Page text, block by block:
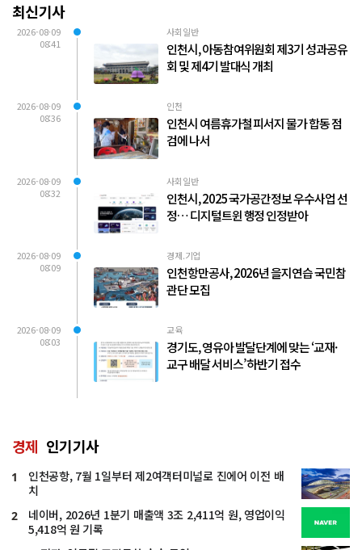
최신기사
2026-08-09
08:41
사회일반
인천시, 아동참여위원회 제3기 성과공유
회 및 제4기 발대식 개최
2026-08-09
08:36
인천
인천시 여름휴가철 피서지 물가 합동 점
검에 나서
2026-08-09
08:32
사회일반
인천시, 2025 국가공간정보 우수사업 선
정… 디지털트윈 행정 인정받아
2026-08-09
08:09
경제.기업
인천항만공사, 2026년 을지연습 국민참
관단 모집
2026-08-09
08:03
교육
경기도, 영유아 발달단계에 맞는 ‘교재·
교구 배달 서비스’ 하반기 접수
경제 인기기사
1
인천공항, 7월 1일부터 제2여객터미널로 진에어 이전 배
치
2
네이버, 2026년 1분기 매출액 3조 2,411억 원, 영업이익
5,418억 원 기록